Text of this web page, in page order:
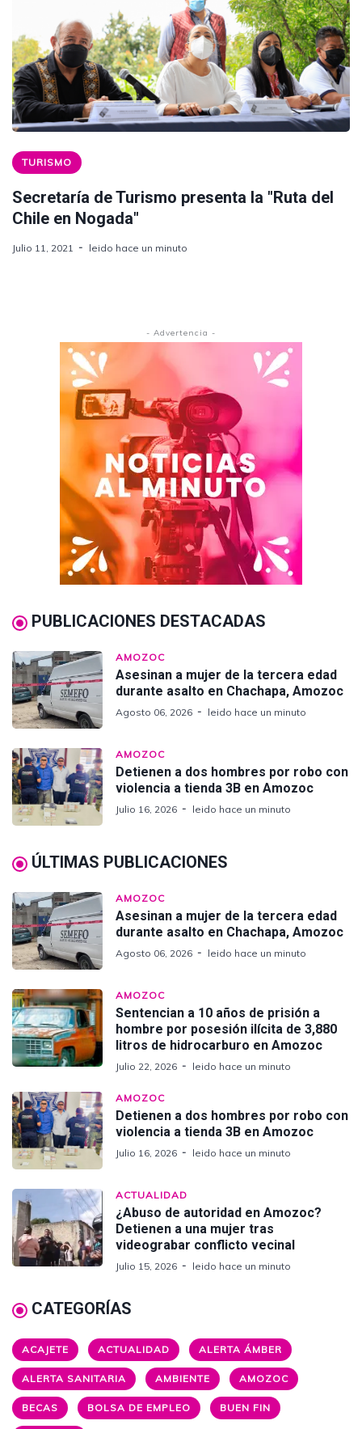
TURISMO
Secretaría de Turismo presenta la "Ruta del
Chile en Nogada"
Julio 11, 2021 leido hace un minuto
- Advertencia -
PUBLICACIONES DESTACADAS
AMOZOC
Asesinan a mujer de la tercera edad
durante asalto en Chachapa, Amozoc
Agosto 06, 2026 leido hace un minuto
AMOZOC
Detienen a dos hombres por robo con
violencia a tienda 3B en Amozoc
Julio 16, 2026 leido hace un minuto
ÚLTIMAS PUBLICACIONES
AMOZOC
Asesinan a mujer de la tercera edad
durante asalto en Chachapa, Amozoc
Agosto 06, 2026 leido hace un minuto
AMOZOC
Sentencian a 10 años de prisión a
hombre por posesión ilícita de 3,880
litros de hidrocarburo en Amozoc
Julio 22, 2026 leido hace un minuto
AMOZOC
Detienen a dos hombres por robo con
violencia a tienda 3B en Amozoc
Julio 16, 2026 leido hace un minuto
ACTUALIDAD
¿Abuso de autoridad en Amozoc?
Detienen a una mujer tras
videograbar conflicto vecinal
Julio 15, 2026 leido hace un minuto
CATEGORÍAS
ACAJETE ACTUALIDAD ALERTA ÁMBER
ALERTA SANITARIA AMBIENTE AMOZOC
BECAS BOLSA DE EMPLEO BUEN FIN